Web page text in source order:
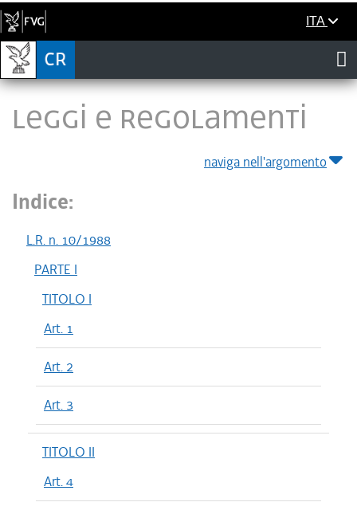
ITA
LEGGI E REGOLAMENTI
naviga nell'argomento
Indice:
L.R. n. 10/1988
PARTE I
TITOLO I
Art. 1
Art. 2
Art. 3
TITOLO II
Art. 4